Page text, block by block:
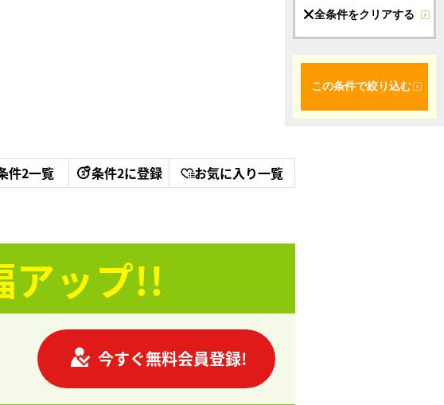
全条件をクリアする
この条件で絞り込む
件2一覧 条件2に登録 お気に入り一覧
アップ!!
今すぐ無料会員登録!